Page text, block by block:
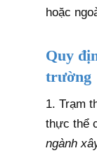
hoặc
Quy
trường
1. Trạm
thực thể
ngành